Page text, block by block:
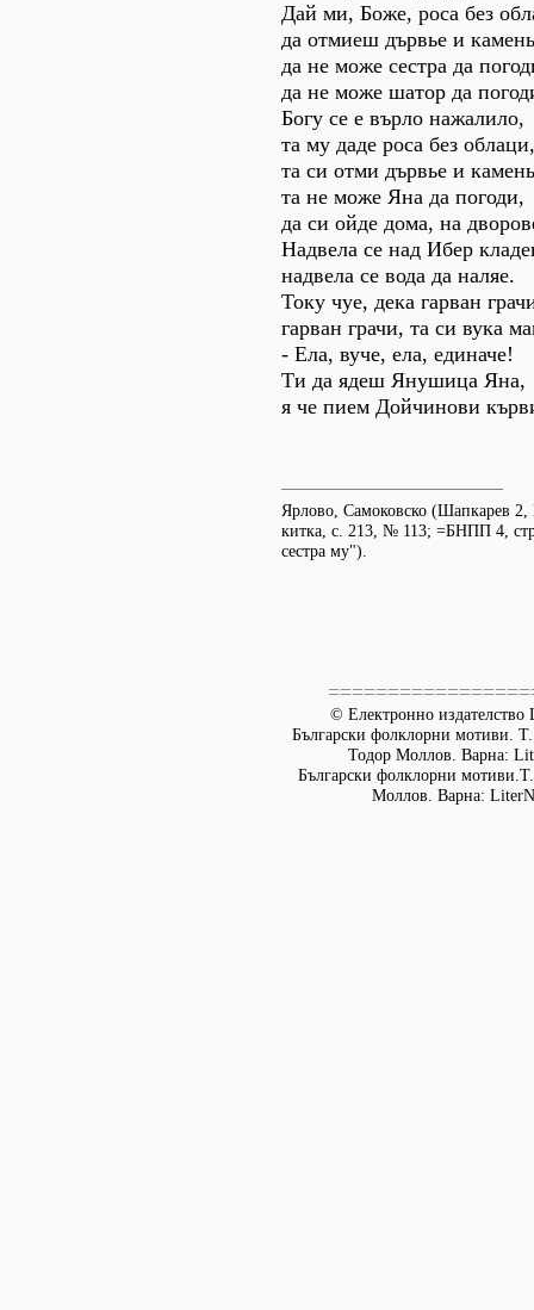
Дай ми, Боже, роса без
да отмиеш дървье и
да не може сестра да
да не може шатор да
Богу се е върло нажалило,
та му даде роса без облаци,
та си отми дървье и
та не може Яна да погоди,
да си ойде дома, на
Надвела се над Ибер
надвела се вода да наляе.
Току чуе, дека гарван
гарван грачи, та си вука
- Ела, вуче, ела, единаче!
Ти да ядеш Янушица Яна,
я че пием Дойчинови
Ярлово, Самоковско (Шапкарев
китка, с. 213, № 113; =БНПП 4,
сестра му").
© Електронно издателство
Български фолклорни мотиви.
Тодор Моллов. Варна:
Български фолклорни
Моллов. Варна: